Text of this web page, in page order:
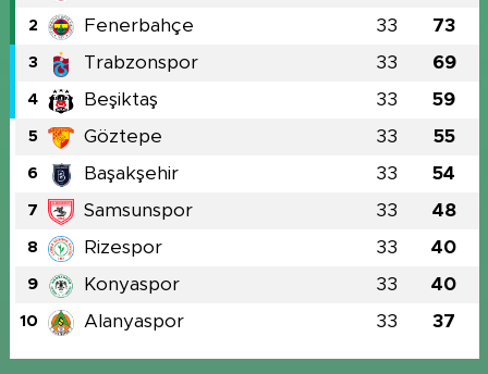
2 Fenerbahçe 33 73
3 Trabzonspor 33 69
4 Beşiktaş 33 59
5 Göztepe 33 55
6 Başakşehir 33 54
7 Samsunspor 33 48
8 Rizespor 33 40
9 Konyaspor 33 40
10 Alanyaspor 33 37